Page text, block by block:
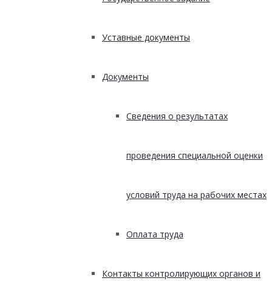
Уставные документы
Документы
Сведения о результатах
проведения специальной оценки
условий труда на рабочих местах
Оплата труда
Контакты контролирующих органов и